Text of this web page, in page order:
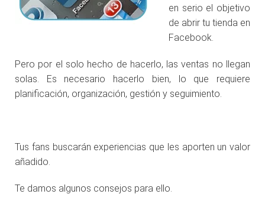
en serio el objetivo
de abrir tu tienda en
Facebook.
Pero por el solo hecho de hacerlo, las ventas no llegan
solas. Es necesario hacerlo bien, lo que requiere
planificación, organización, gestión y seguimiento.
Tus fans buscarán experiencias que les aporten un valor
añadido.
Te damos algunos consejos para ello.